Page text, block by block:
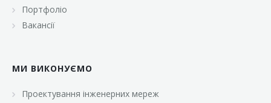
«Класс»
«Континент»
Портфоліо
Вакансії
МИ ВИКОНУЄМО
Проектування інженерних мереж